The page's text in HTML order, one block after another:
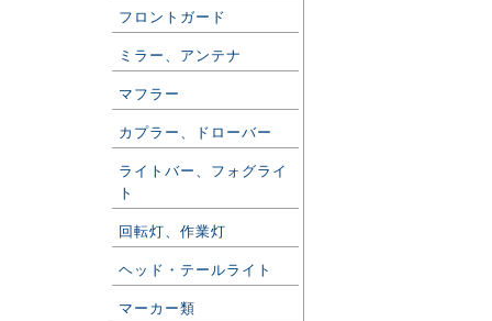
フロントガード
ミラー、アンテナ
マフラー
カプラー、ドローバー
ライトバー、フォグライ
ト
回転灯、作業灯
ヘッド・テールライト
マーカー類